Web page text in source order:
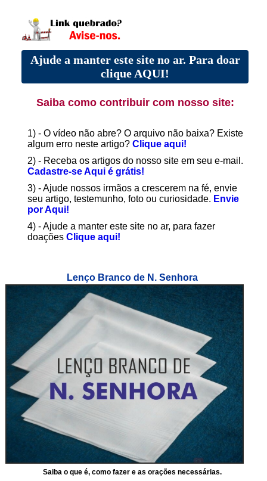
Ajude a manter este site no ar. Para doar
clique AQUI!
Saiba como contribuir com nosso site:
1) - O vídeo não abre? O arquivo não baixa? Existe
algum erro neste artigo? Clique aqui!
2) - Receba os artigos do nosso site em seu e-mail.
Cadastre-se Aqui é grátis!
3) - Ajude nossos irmãos a crescerem na fé, envie
seu artigo, testemunho, foto ou curiosidade. Envie
por Aqui!
4) - Ajude a manter este site no ar, para fazer
doações Clique aqui!
Lenço Branco de N. Senhora
Saiba o que é, como fazer e as orações necessárias.